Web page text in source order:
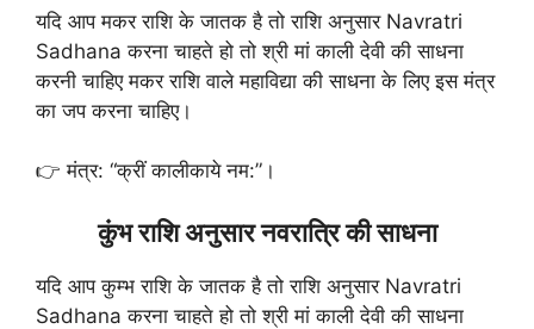
यदि आप मकर राशि के जातक है तो राशि अनुसार Navratri
Sadhana करना चाहते हो तो श्री मां काली देवी की साधना
करनी चाहिए मकर राशि वाले महाविद्या की साधना के लिए इस मंत्र
का जप करना चाहिए।
👉 मंत्र: “क्रीं कालीकाये नम:”।
कुंभ राशि अनुसार नवरात्रि की साधना
यदि आप कुम्भ राशि के जातक है तो राशि अनुसार Navratri
Sadhana करना चाहते हो तो श्री मां काली देवी की साधना